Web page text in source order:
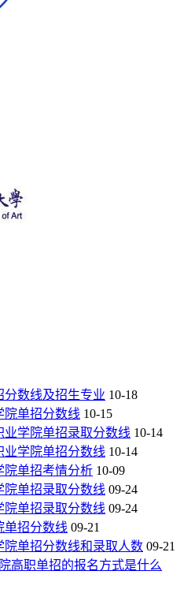
分数线及招生专业 10-18
院单招分数线 10-15
业学院单招录取分数线 10-14
业学院单招分数线 10-14
院单招考情分析 10-09
院单招录取分数线 09-24
院单招录取分数线 09-24
单招分数线 09-21
院单招分数线和录取人数 09-21
高职单招的报名方式是什么